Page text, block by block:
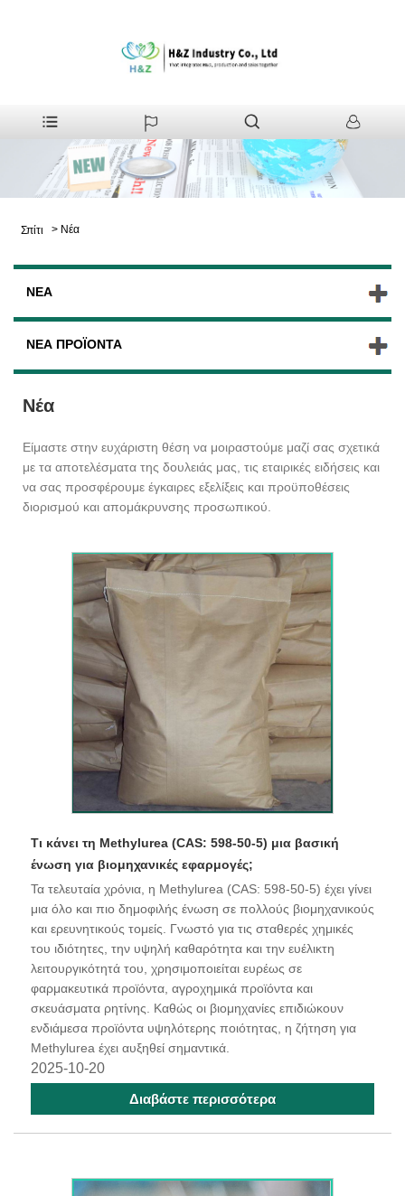
Σπίτι > Νέα
ΝΈΑ
ΝΈΑ ΠΡΟΪΌΝΤΑ
Νέα
Είμαστε στην ευχάριστη θέση να μοιραστούμε μαζί σας σχετικά
με τα αποτελέσματα της δουλειάς μας, τις εταιρικές ειδήσεις και
να σας προσφέρουμε έγκαιρες εξελίξεις και προϋποθέσεις
διορισμού και απομάκρυνσης προσωπικού.
Τι κάνει τη Methylurea (CAS: 598-50-5) μια βασική
ένωση για βιομηχανικές εφαρμογές;
​Τα τελευταία χρόνια, η Methylurea (CAS: 598-50-5) έχει γίνει
μια όλο και πιο δημοφιλής ένωση σε πολλούς βιομηχανικούς
και ερευνητικούς τομείς. Γνωστό για τις σταθερές χημικές
του ιδιότητες, την υψηλή καθαρότητα και την ευέλικτη
λειτουργικότητά του, χρησιμοποιείται ευρέως σε
φαρμακευτικά προϊόντα, αγροχημικά προϊόντα και
σκευάσματα ρητίνης. Καθώς οι βιομηχανίες επιδιώκουν
ενδιάμεσα προϊόντα υψηλότερης ποιότητας, η ζήτηση για
Methylurea έχει αυξηθεί σημαντικά.
2025-10-20
Διαβάστε περισσότερα